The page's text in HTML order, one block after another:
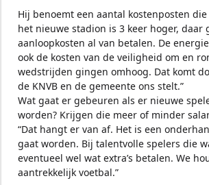
Hij benoemt een aantal kostenposten
het nieuwe stadion is 3 keer hoger, daar
aanloopkosten al van betalen. De
ook de kosten van de veiligheid om en
wedstrijden gingen omhoog. Dat komt
de KNVB en de gemeente ons stelt.”
Wat gaat er gebeuren als er nieuwe
worden? Krijgen die meer of minder
“Dat hangt er van af. Het is een
gaat worden. Bij talentvolle spelers die
eventueel wel wat extra’s betalen. We
aantrekkelijk voetbal.”